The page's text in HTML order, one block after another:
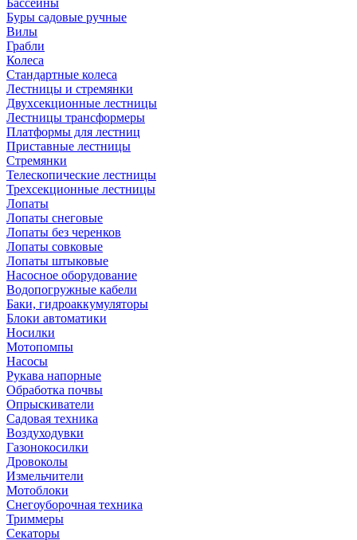
Бассейны
Буры садовые ручные
Вилы
Грабли
Колеса
Стандартные колеса
Лестницы и стремянки
Двухсекционные лестницы
Лестницы трансформеры
Платформы для лестниц
Приставные лестницы
Стремянки
Телескопические лестницы
Трехсекционные лестницы
Лопаты
Лопаты снеговые
Лопаты без черенков
Лопаты совковые
Лопаты штыковые
Насосное оборудование
Водопогружные кабели
Баки, гидроаккумуляторы
Блоки автоматики
Носилки
Мотопомпы
Насосы
Рукава напорные
Обработка почвы
Опрыскиватели
Садовая техника
Воздуходувки
Газонокосилки
Дровоколы
Измельчители
Мотоблоки
Снегоуборочная техника
Триммеры
Секаторы